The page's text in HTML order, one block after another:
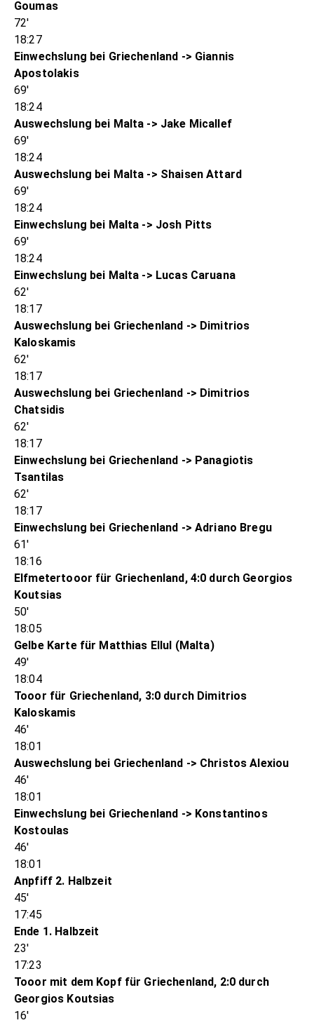
Goumas
72'
18:27
Einwechslung bei Griechenland -> Giannis
Apostolakis
69'
18:24
Auswechslung bei Malta -> Jake Micallef
69'
18:24
Auswechslung bei Malta -> Shaisen Attard
69'
18:24
Einwechslung bei Malta -> Josh Pitts
69'
18:24
Einwechslung bei Malta -> Lucas Caruana
62'
18:17
Auswechslung bei Griechenland -> Dimitrios
Kaloskamis
62'
18:17
Auswechslung bei Griechenland -> Dimitrios
Chatsidis
62'
18:17
Einwechslung bei Griechenland -> Panagiotis
Tsantilas
62'
18:17
Einwechslung bei Griechenland -> Adriano Bregu
61'
18:16
Elfmetertooor für Griechenland, 4:0 durch Georgios
Koutsias
50'
18:05
Gelbe Karte für Matthias Ellul (Malta)
49'
18:04
Tooor für Griechenland, 3:0 durch Dimitrios
Kaloskamis
46'
18:01
Auswechslung bei Griechenland -> Christos Alexiou
46'
18:01
Einwechslung bei Griechenland -> Konstantinos
Kostoulas
46'
18:01
Anpfiff 2. Halbzeit
45'
17:45
Ende 1. Halbzeit
23'
17:23
Tooor mit dem Kopf für Griechenland, 2:0 durch
Georgios Koutsias
16'